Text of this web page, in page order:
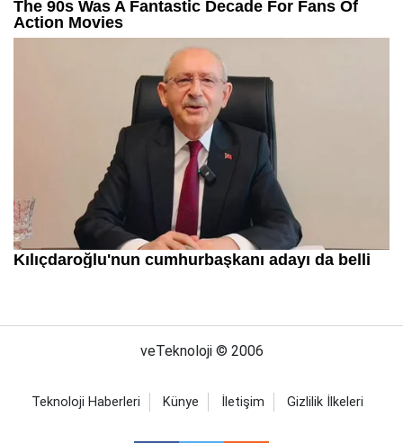
veTeknoloji © 2006
Teknoloji Haberleri Künye İletişim Gizlilik İlkeleri